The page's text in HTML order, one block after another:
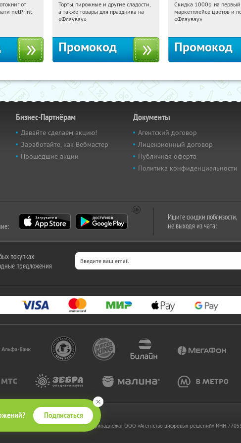
Подписаться
Получили:
от
netPrint
21:32:16 Получили:
Россия
Торты, пирожные и другие сладости,
а также товары для праздника на
«Флаувау»
Промокод
21:32:16
Россия
Скидка 1000р. на первый
маркетплейсе цветов и
«Флаувау»
Промокод
Бизнес-Партнёрам
Давайте сделаем акцию!
Заработайте, как Вебмастер
Прошедшие акции
Документы
Агентский договор
Лицензионный договор
Публичная оферта
Политика конфиденциальности
Ищите скидки поблизости,
не выходя из чата:
покупках
предложения
защищены.
и на сайт www.kupikupon.ru принадлежат OOO «Агентство цифровых решений» ИНН